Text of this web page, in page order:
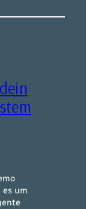
es um